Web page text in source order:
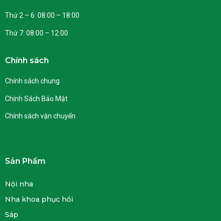
Thứ 2 – 6: 08:00 – 18:00
Thứ 7: 08:00 – 12:00
Chính sách
Chính sách chung
Chính Sách Bảo Mật
Chính sách vận chuyển
Sản Phẩm
Nội nha
Nha khoa phục hồi
Sáp